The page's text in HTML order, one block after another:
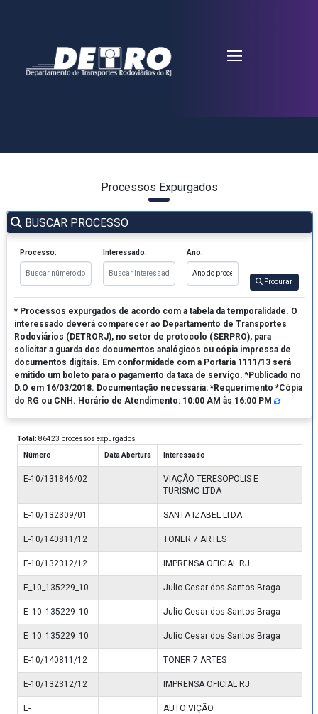
Processos Expurgados
BUSCAR PROCESSO
Processo: Interessado: Ano:
Procurar
* Processos expurgados de acordo com a tabela da temporalidade. O
interessado deverá comparecer ao Departamento de Transportes
Rodoviários (DETRORJ), no setor de protocolo (SERPRO), para
solicitar a guarda dos documentos analógicos ou cópia impressa de
documentos digitais. Em conformidade com a Portaria 1111/13 será
emitido um boleto para o pagamento da taxa de serviço. *Publicado no
D.O em 16/03/2018. Documentação necessária: *Requerimento *Cópia
do RG ou CNH. Horário de Atendimento: 10:00 AM às 16:00 PM
Total: 86423 processos expurgados
Número Data Abertura Interessado
E-10/131846/02
VIAÇÃO TERESOPOLIS E
TURISMO LTDA
E-10/132309/01 SANTA IZABEL LTDA
E-10/140811/12 TONER 7 ARTES
E-10/132312/12 IMPRENSA OFICIAL RJ
E_10_135229_10 Julio Cesar dos Santos Braga
E_10_135229_10 Julio Cesar dos Santos Braga
E_10_135229_10 Julio Cesar dos Santos Braga
E-10/140811/12 TONER 7 ARTES
E-10/132312/12 IMPRENSA OFICIAL RJ
E-
AUTO VIÇÃO